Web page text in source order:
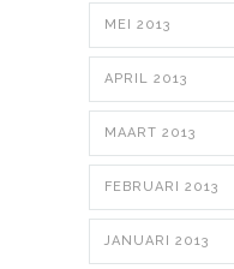
MEI 2013
APRIL 2013
MAART 2013
FEBRUARI 2013
JANUARI 2013